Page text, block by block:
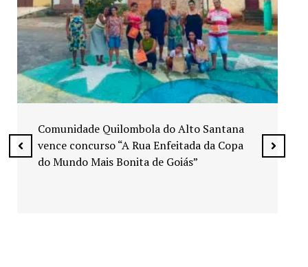
Exposição “Arte em Cores” leva pinturas a
espaços públicos de Senador Canedo